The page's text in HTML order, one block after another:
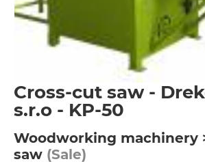
Cross-cut saw -
s.r.o - KP-50
Woodworking machinery
saw (Sale)